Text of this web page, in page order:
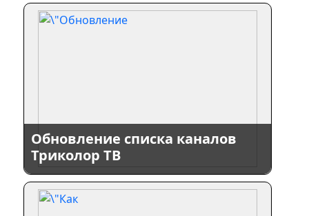
Обновление списка каналов
Триколор ТВ